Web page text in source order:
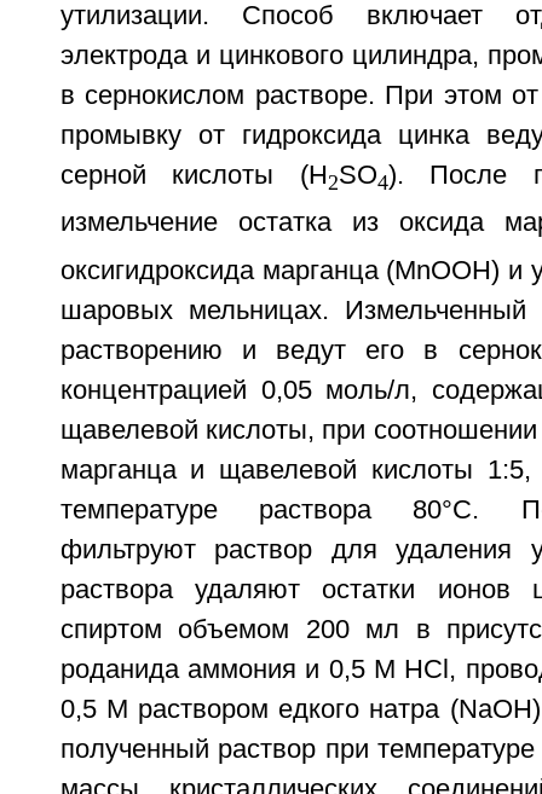
утилизации. Способ включает
электрода и цинкового цилиндра,
в сернокислом растворе. При этом
промывку от гидроксида цинка
серной кислоты (H2SO4). После
измельчение остатка из оксида
оксигидроксида марганца (МnООН) и
шаровых мельницах. Измельченный
растворению и ведут его в
концентрацией 0,05 моль/л,
щавелевой кислоты, при
марганца и щавелевой кислоты
температуре раствора 80°С.
фильтруют раствор для удаления
раствора удаляют остатки ионов
спиртом объемом 200 мл в
роданида аммония и 0,5 М НСl,
0,5 М раствором едкого натра
полученный раствор при